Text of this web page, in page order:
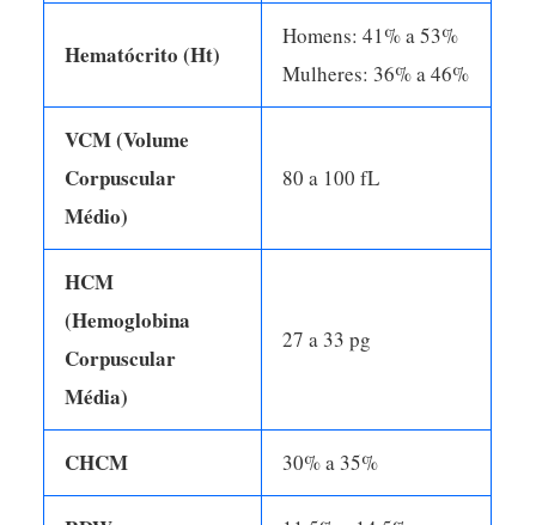
Hematócrito (Ht)
Homens: 41% a 53%
Mulheres: 36% a 46%
VCM (Volume
Corpuscular
Médio)
80 a 100 fL
HCM
(Hemoglobina
Corpuscular
Média)
27 a 33 pg
CHCM 30% a 35%